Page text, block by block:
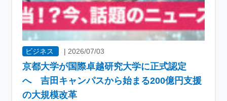
ビジネス |2026/07/03
京都大学が国際卓越研究大学に正式認定
へ 吉田キャンパスから始まる200億円支援
の大規模改革